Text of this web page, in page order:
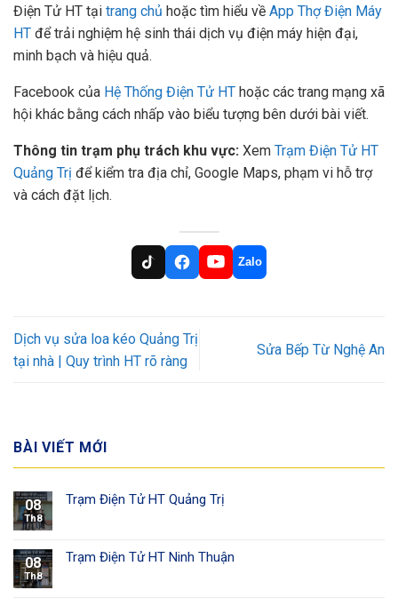
Điện Tử HT tại trang chủ hoặc tìm hiểu về App Thợ Điện Máy
HT để trải nghiệm hệ sinh thái dịch vụ điện máy hiện đại,
minh bạch và hiệu quả.
Facebook của Hệ Thống Điện Tử HT hoặc các trang mạng xã
hội khác bằng cách nhấp vào biểu tượng bên dưới bài viết.
Thông tin trạm phụ trách khu vực: Xem Trạm Điện Tử HT
Quảng Trị để kiểm tra địa chỉ, Google Maps, phạm vi hỗ trợ
và cách đặt lịch.
Zalo
Dịch vụ sửa loa kéo Quảng Trị
tại nhà | Quy trình HT rõ ràng
Sửa Bếp Từ Nghệ An
BÀI VIẾT MỚI
08
Th8
Trạm Điện Tử HT Quảng Trị
08
Th8
Trạm Điện Tử HT Ninh Thuận